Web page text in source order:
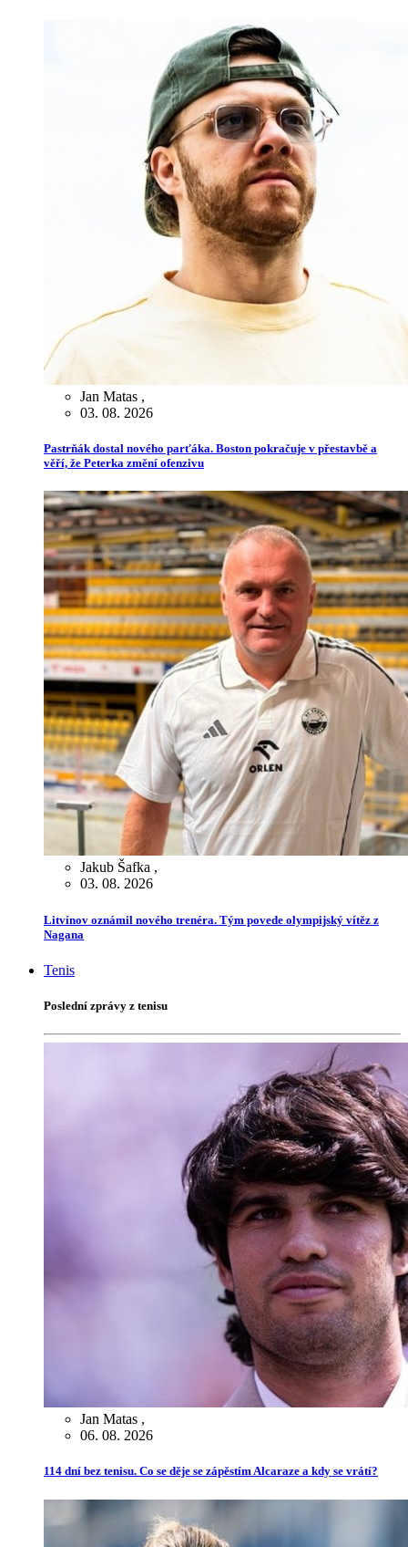
Jan Matas ,
03. 08. 2026
Pastrňák dostal nového parťáka. Boston pokračuje v přestavbě a
věří, že Peterka změní ofenzivu
Jakub Šafka ,
03. 08. 2026
Litvínov oznámil nového trenéra. Tým povede olympijský vítěz z
Nagana
Tenis
Poslední zprávy z tenisu
Jan Matas ,
06. 08. 2026
114 dní bez tenisu. Co se děje se zápěstím Alcaraze a kdy se vrátí?